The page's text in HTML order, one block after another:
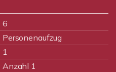
6
Personenaufzug
1
Anzahl 1